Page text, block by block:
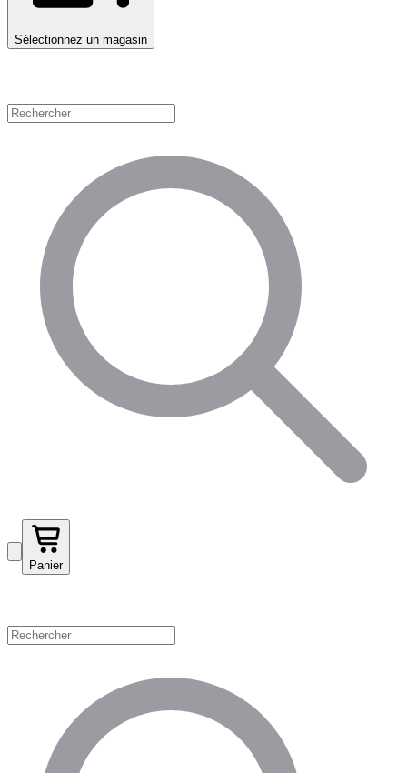
Sélectionnez un magasin
Panier